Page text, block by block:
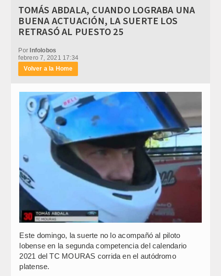
TOMÁS ABDALA, CUANDO LOGRABA UNA
BUENA ACTUACIÓN, LA SUERTE LOS
RETRASÓ AL PUESTO 25
PorInfolobos
febrero 7, 2021 17:34
Volver a la Home
Este domingo, la suerte no lo acompañó al piloto
lobense en la segunda competencia del calendario
2021 del TC MOURAS corrida en el autódromo
platense.